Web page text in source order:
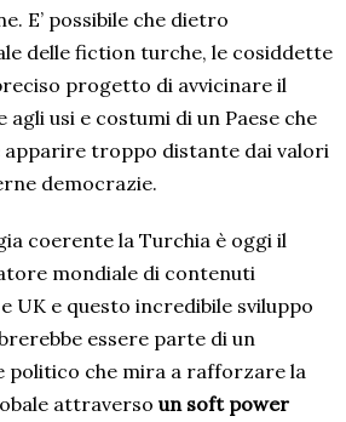
E’ possibile che dietro
delle fiction turche, le cosiddette
progetto di avvicinare il
usi e costumi di un Paese che
troppo distante dai valori
democrazie.
coerente la Turchia è oggi il
mondiale di contenuti
UK e questo incredibile sviluppo
essere parte di un
politico che mira a rafforzare la
attraverso un soft power